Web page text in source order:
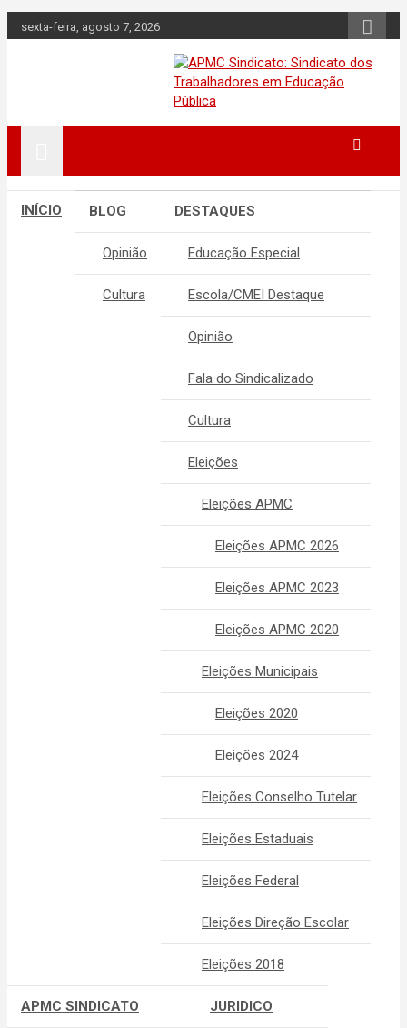
to
sexta-feira, agosto 7, 2026
APMC Sindicato:
Trabalhadores em
Educação Pública
em educação pública do município de
Direito a Menos!
INÍCIO
BLOG
Opinião
Cultura
DESTAQUES
Educação Especial
Escola/CMEI Destaque
Opinião
Fala do Sindicalizado
Cultura
Eleições
Eleições APMC
Eleições APMC 2026
Eleições APMC 2023
Eleições APMC 2020
Eleições Municipais
Eleições 2020
Eleições 2024
Eleições Conselho Tutelar
Eleições Estaduais
Eleições Federal
Eleições Direção Escolar
Eleições 2018
APMC SINDICATO JURIDICO